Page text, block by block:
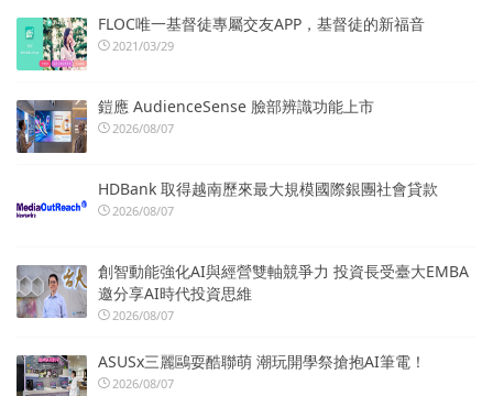
FLOC唯一基督徒專屬交友APP，基督徒的新福音
2021/03/29
鎧應 AudienceSense 臉部辨識功能上市
2026/08/07
HDBank 取得越南歷來最大規模國際銀團社會貸款
2026/08/07
創智動能強化AI與經營雙軸競爭力 投資長受臺大EMBA
邀分享AI時代投資思維
2026/08/07
ASUSx三麗鷗耍酷聯萌 潮玩開學祭搶抱AI筆電！
2026/08/07